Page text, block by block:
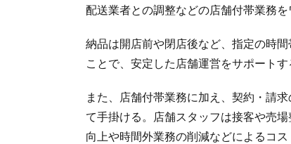
配送業者との調整などの店舗付帯業務
納品は開店前や閉店後など、指定の時
ことで、安定した店舗運営をサポートす
また、店舗付帯業務に加え、契約・請
て手掛ける。店舗スタッフは接客や売
向上や時間外業務の削減などによるコス